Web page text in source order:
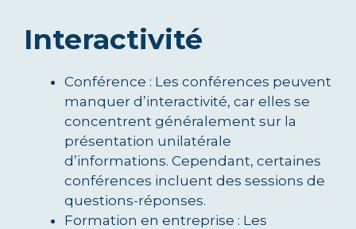
Interactivité
Conférence : Les conférences peuvent
manquer d’interactivité, car elles se
concentrent généralement sur la
présentation unilatérale
d’informations. Cependant, certaines
conférences incluent des sessions de
questions-réponses.
Formation en entreprise : Les